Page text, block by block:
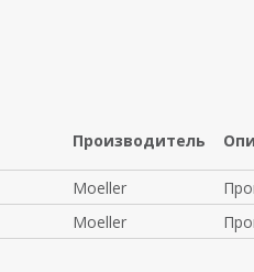
Производитель
Moeller
Moeller